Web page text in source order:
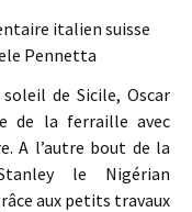
italien suisse
Pennetta
de Sicile, Oscar
de la ferraille avec
A l’autre bout de la
le Nigérian
aux petits travaux